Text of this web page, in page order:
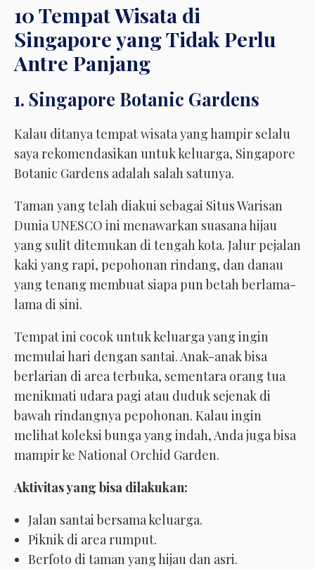
10 Tempat Wisata di
Singapore yang Tidak Perlu
Antre Panjang
1. Singapore Botanic Gardens
Kalau ditanya tempat wisata yang hampir selalu
saya rekomendasikan untuk keluarga, Singapore
Botanic Gardens adalah salah satunya.
Taman yang telah diakui sebagai Situs Warisan
Dunia UNESCO ini menawarkan suasana hijau
yang sulit ditemukan di tengah kota. Jalur pejalan
kaki yang rapi, pepohonan rindang, dan danau
yang tenang membuat siapa pun betah berlama-
lama di sini.
Tempat ini cocok untuk keluarga yang ingin
memulai hari dengan santai. Anak-anak bisa
berlarian di area terbuka, sementara orang tua
menikmati udara pagi atau duduk sejenak di
bawah rindangnya pepohonan. Kalau ingin
melihat koleksi bunga yang indah, Anda juga bisa
mampir ke National Orchid Garden.
Aktivitas yang bisa dilakukan:
Jalan santai bersama keluarga.
Piknik di area rumput.
Berfoto di taman yang hijau dan asri.